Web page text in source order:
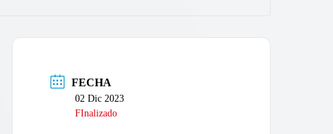
FECHA
02 Dic 2023
FInalizado